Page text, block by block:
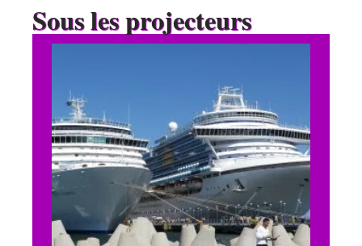
Sous les projecteurs